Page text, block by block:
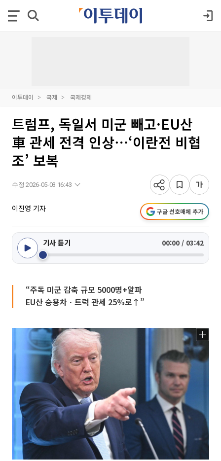
이투데이 국제 국제경제
트럼프, 독일서 미군 빼고·EU산
車 관세 전격 인상⋯‘이란전 비협
조’ 보복
수정 2026-05-03 16:43
이진영 기자 구글 선호매체 추가
기사 듣기 00:00 / 03:42
“주독 미군 감축 규모 5000명+알파
EU산 승용차ㆍ트럭 관세 25%로↑”